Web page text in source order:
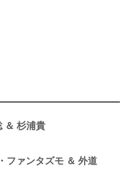
＆ 杉浦貴
ファンタズモ ＆ 外道